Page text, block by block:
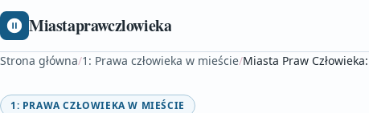
Miastaprawczlowieka
Strona główna/1: Prawa człowieka w mieście/Miasta Praw
1: PRAWA CZŁOWIEKA W MIEŚCIE